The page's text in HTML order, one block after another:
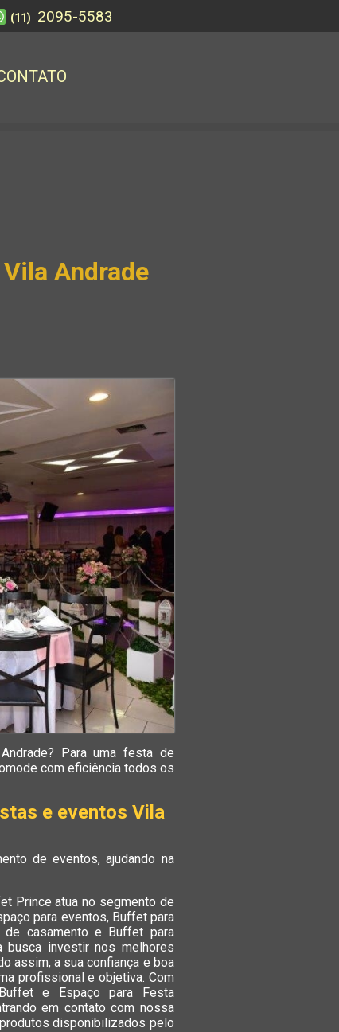
(11) 2095-5583
Andrade
Para uma festa de
com eficiência todos os
e eventos Vila
de eventos, ajudando na
Prince atua no segmento de
para eventos, Buffet para
de casamento e Buffet para
busca investir nos melhores
assim, a sua confiança e boa
profissional e objetiva. Com
e Espaço para Festa
em contato com nossa
disponibilizados pelo